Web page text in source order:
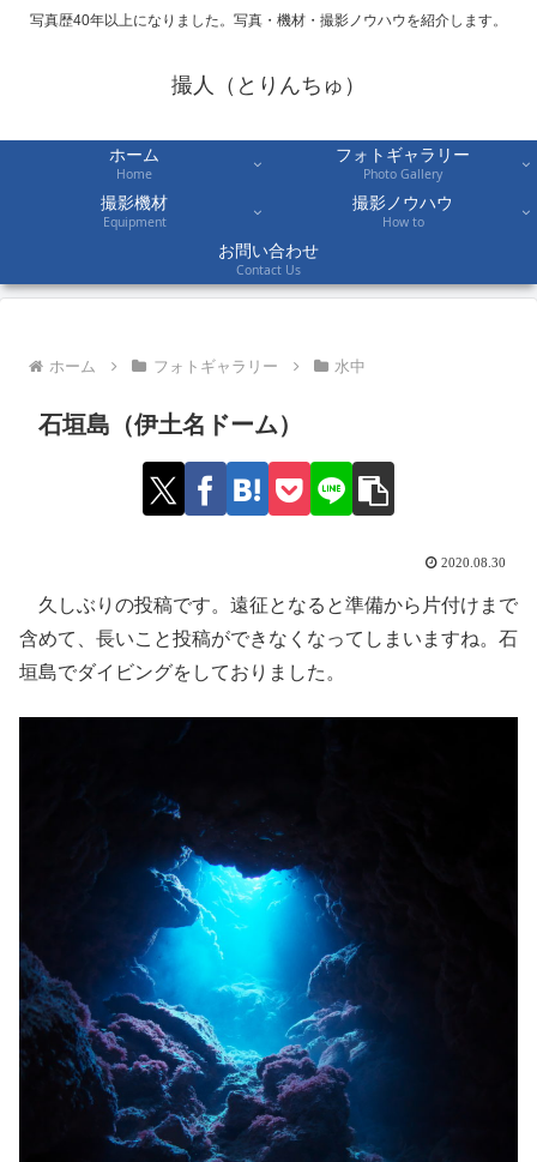
写真歴40年以上になりました。写真・機材・撮影ノウハウを紹介します。
撮人（とりんちゅ）
ホーム
Home
フォトギャラリー
Photo Gallery
撮影機材
Equipment
撮影ノウハウ
How to
お問い合わせ
Contact Us
ホーム フォトギャラリー 水中
石垣島（伊土名ドーム）
2020.08.30
久しぶりの投稿です。遠征となると準備から片付けまで
含めて、長いこと投稿ができなくなってしまいますね。石
垣島でダイビングをしておりました。